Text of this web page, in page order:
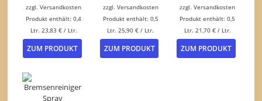
zzgl.Versandkosten
Produkt enthält: 0,4
Ltr. 23,83 €/ Ltr.
ZUM PRODUKT
zzgl. Versandkosten
Produkt enthält: 0,5
Ltr. 25,90€ / Ltr.
ZUM PRODUKT
zzgl.Versandkosten
Produkt enthält: 0,5
Ltr. 21,70 €/ Ltr.
ZUM PRODUKT